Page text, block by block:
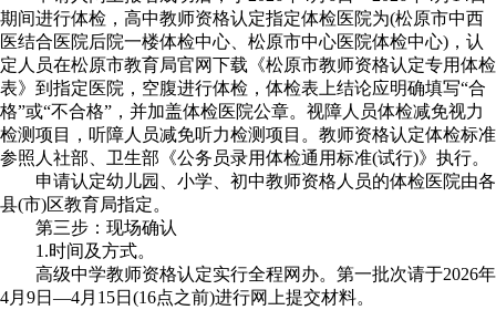
期间进行体检，高中教师资格认定指定体检医院为(松原市中西
医结合医院后院一楼体检中心、松原市中心医院体检中心)，认
定人员在松原市教育局官网下载《松原市教师资格认定专用体检
表》到指定医院，空腹进行体检，体检表上结论应明确填写“合
格”或“不合格”，并加盖体检医院公章。视障人员体检减免视力
检测项目，听障人员减免听力检测项目。教师资格认定体检标准
参照人社部、卫生部《公务员录用体检通用标准(试行)》执行。
申请认定幼儿园、小学、初中教师资格人员的体检医院由各
县(市)区教育局指定。
第三步：现场确认
1.时间及方式。
高级中学教师资格认定实行全程网办。第一批次请于2026年
4月9日—4月15日(16点之前)进行网上提交材料。